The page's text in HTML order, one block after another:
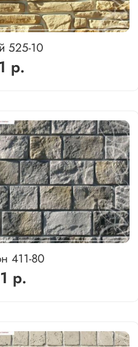
525-10
р.
411-80
р.